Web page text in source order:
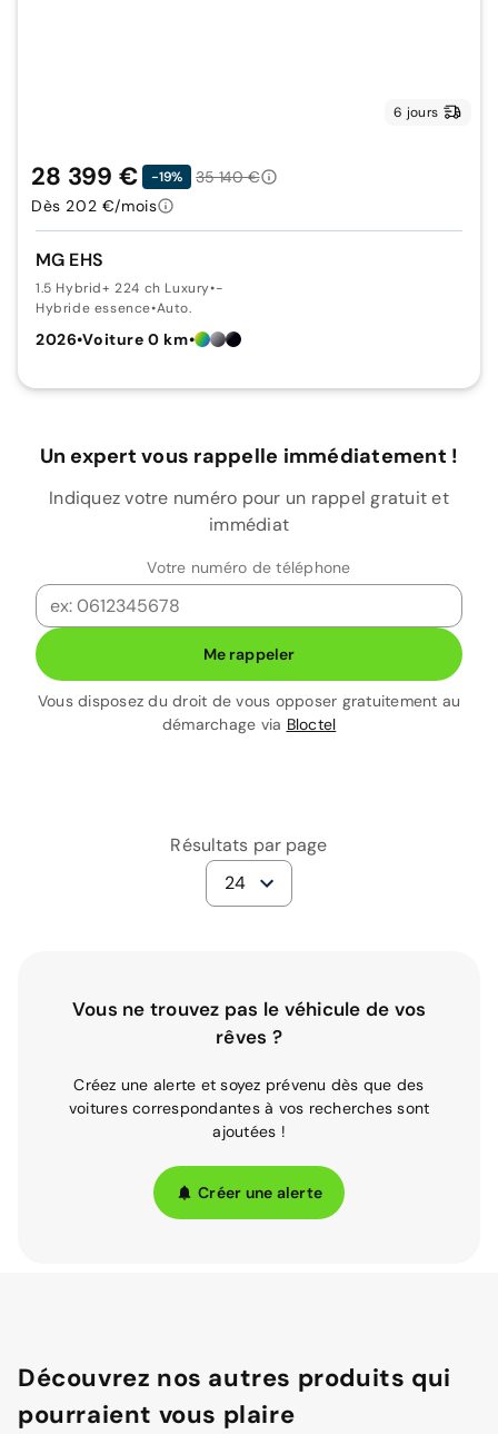
6 jours
MG EHS
1.5 Hybrid+ 224 ch Luxury•-
Hybride essence•Auto.
2026•Voiture 0 km•
28 399 € -19%
35 140 €
Dès 202 €/mois
Un expert vous rappelle immédiatement !
Indiquez votre numéro pour un rappel gratuit et
immédiat
Votre numéro de téléphone
Me rappeler
Vous disposez du droit de vous opposer gratuitement au
démarchage via Bloctel
Résultats par page
24
Vous ne trouvez pas le véhicule de vos
rêves ?
Créez une alerte et soyez prévenu dès que des
voitures correspondantes à vos recherches sont
ajoutées !
Créer une alerte
Découvrez nos autres produits qui
pourraient vous plaire